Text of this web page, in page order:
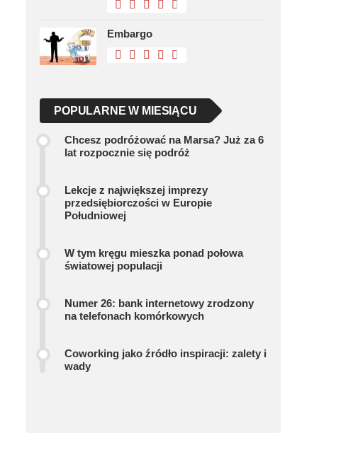
Embargo
POPULARNE W MIESIĄCU
Chcesz podróżować na Marsa? Już za 6
lat rozpocznie się podróż
Lekcje z największej imprezy
przedsiębiorczości w Europie
Południowej
W tym kręgu mieszka ponad połowa
światowej populacji
Numer 26: bank internetowy zrodzony
na telefonach komórkowych
Coworking jako źródło inspiracji: zalety i
wady